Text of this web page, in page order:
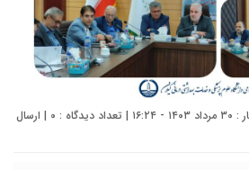
۰ | ارسال